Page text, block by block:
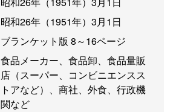
昭和26年（1951年）3月1日
ブランケット版 8～16ページ
食品メーカー、食品卸、食品量販
店（スーパー、コンビニエンスス
トアなど）、商社、外食、行政機
関など